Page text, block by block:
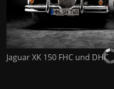
Jaguar XK 150 FHC und DHC